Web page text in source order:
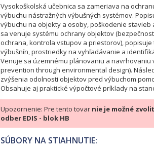
Vysokoškolská učebnica sa zameriava na
výbuchu nástražných výbušných systémov.
výbuchu na objekty a osoby, poškodenie stavieb
sa venuje systému ochrany objektov
ochrana, kontrola vstupov a priestorov),
výbušnín, prostriedky na vyhľadávanie a
Venuje sa územnému plánovaniu a navrhovaniu
prevention through environmental design).
zvýšenia odolnosti objektov pred výbuchom
Obsahuje aj praktické výpočtové príklady na
Upozornenie: Pre tento tovar nie je možné
odber EDIS - blok HB
SÚBORY NA STIAHNUTIE: